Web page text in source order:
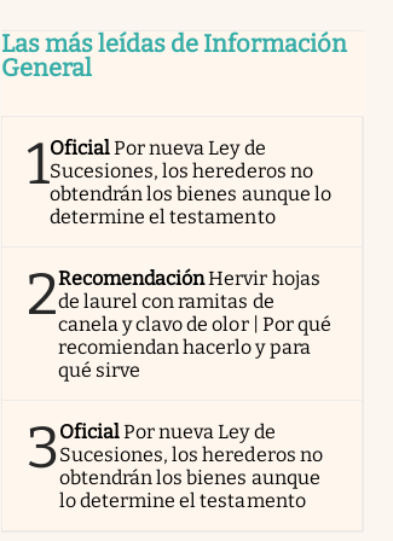
Las más leídas de Información
General
1OficialPor nueva Ley de
Sucesiones, los herederos no
obtendrán los bienes aunque lo
determine el testamento
2RecomendaciónHervir hojas
de laurel con ramitas de
canela y clavo de olor | Por qué
recomiendan hacerlo y para
qué sirve
3OficialPor nueva Ley de
Sucesiones, los herederos no
obtendrán los bienes aunque
lo determine el testamento